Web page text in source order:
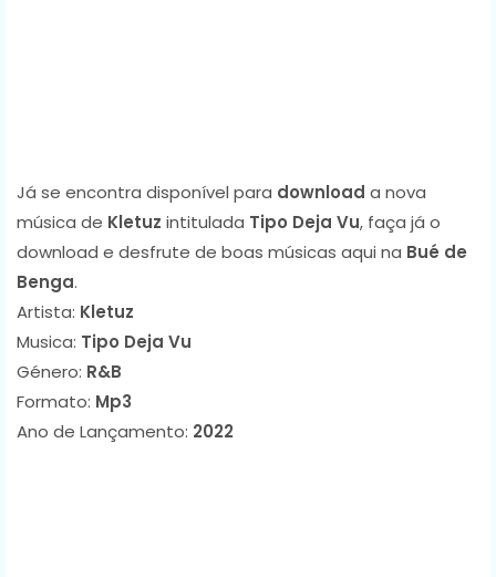
Já se encontra disponível para download a nova
música de Kletuz intitulada Tipo Deja Vu, faça já o
download e desfrute de boas músicas aqui na Bué de
Benga.
Artista: Kletuz
Musica: Tipo Deja Vu
Género: R&B
Formato: Mp3
Ano de Lançamento: 2022